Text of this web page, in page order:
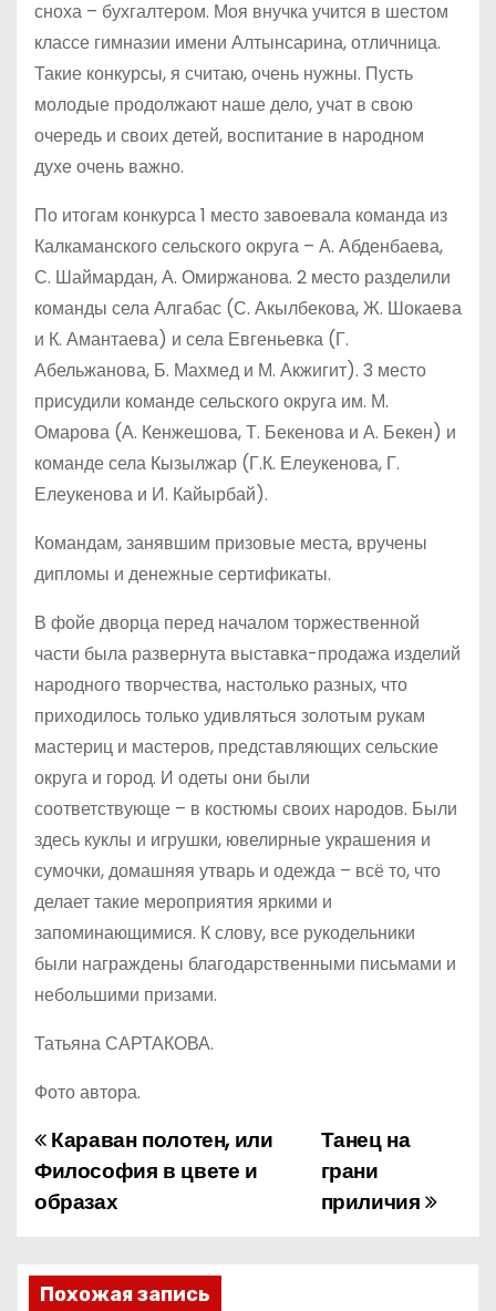
сноха – бухгалтером. Моя внучка учится в шестом
классе гимназии имени Алтынсарина, отличница.
Такие конкурсы, я считаю, очень нужны. Пусть
молодые продолжают наше дело, учат в свою
очередь и своих детей, воспитание в народном
духе очень важно.
По итогам конкурса 1 место завоевала команда из
Калкаманского сельского округа – А. Абденбаева,
С. Шаймардан, А. Омиржанова. 2 место разделили
команды села Алгабас (С. Акылбекова, Ж. Шокаева
и К. Амантаева) и села Евгеньевка (Г.
Абельжанова, Б. Махмед и М. Акжигит). 3 место
присудили команде сельского округа им. М.
Омарова (А. Кенжешова, Т. Бекенова и А. Бекен) и
команде села Кызылжар (Г.К. Елеукенова, Г.
Елеукенова и И. Кайырбай).
Командам, занявшим призовые места, вручены
дипломы и денежные сертификаты.
В фойе дворца перед началом торжественной
части была развернута выставка-продажа изделий
народного творчества, настолько разных, что
приходилось только удивляться золотым рукам
мастериц и мастеров, представляющих сельские
округа и город. И одеты они были
соответствующе – в костюмы своих народов. Были
здесь куклы и игрушки, ювелирные украшения и
сумочки, домашняя утварь и одежда – всё то, что
делает такие мероприятия яркими и
запоминающимися. К слову, все рукодельники
были награждены благодарственными письмами и
небольшими призами.
Татьяна САРТАКОВА.
Фото автора.
Н
а
и
Танец на
грани
приличия
Караван полотен, или
Философия в цвете и
образах
Похожая запись